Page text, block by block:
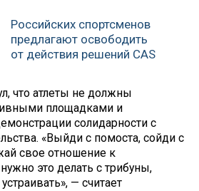
Российских спортсменов
предлагают освободить
от действия решений CAS
что атлеты не должны
площадками и
солидарности с
«Выйди с помоста, сойди с
свое отношение к
это делать с трибуны,
— считает